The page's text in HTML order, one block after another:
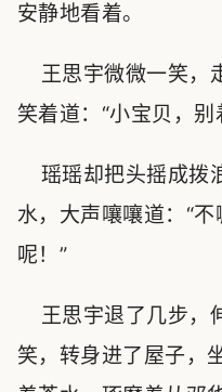
安静地看着。
王思宇微微一笑，
笑着道：“小宝贝，
瑶瑶却把头摇成拨
水，大声嚷嚷道：“
呢！”
王思宇退了几步，
笑，转身进了屋子，